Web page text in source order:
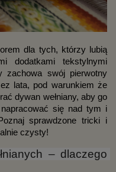
dla tych, którzy lubią
dodatkami tekstylnymi
zachowa swój pierwotny
lata, pod warunkiem że
dywan wełniany, aby go
się nad tym i
sprawdzone tricki i
czysty!
– dlaczego